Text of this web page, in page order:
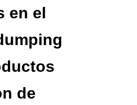
en el
de